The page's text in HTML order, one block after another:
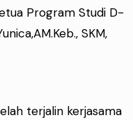
Program Studi D-
SKM,
terjalin kerjasama